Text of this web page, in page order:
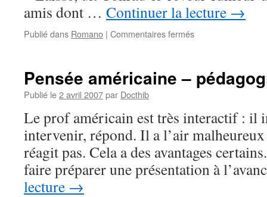
amis dont … Continuer la lecture →
Publié dans Romano | Commentaires ferméssur
2ème
#
Pensée américaine –
Publié le2 avril 2007par Docthib
Le prof américain est très interactif : il
intervenir, répond. Il a l’air
réagit pas. Cela a des avantages
faire préparer une présentation à
lecture →